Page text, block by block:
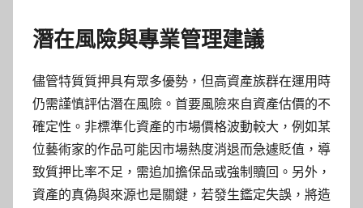
潛在風險與專業管理建議
儘管特質質押具有眾多優勢，但高資產族群在運用時
仍需謹慎評估潛在風險。首要風險來自資產估價的不
確定性。非標準化資產的市場價格波動較大，例如某
位藝術家的作品可能因市場熱度消退而急遽貶值，導
致質押比率不足，需追加擔保品或強制贖回。另外，
資產的真偽與來源也是關鍵，若發生鑑定失誤，將造